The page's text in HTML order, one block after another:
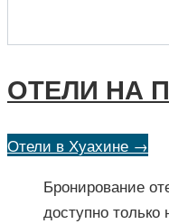
ОТЕЛИ НА
Отели в Хуахине →
Бронирование
доступно только